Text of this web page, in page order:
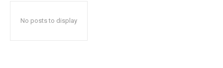
No posts to display